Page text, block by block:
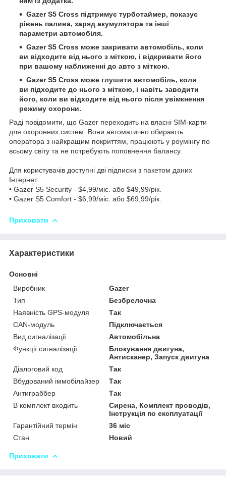
Gazer S5 Cross підтримує турботаймер, показує
рівень палива, заряд акумулятора та інші
параметри автомобіля.
Gazer S5 Cross може закривати автомобіль, коли
ви відходите від нього з міткою, і відкривати його
при вашому наближенні до авто з міткою.
Gazer S5 Cross може глушити автомобіль, коли
ви підходите до нього з міткою, і навіть заводити
його, коли ви відходите від нього після увімкнення
режиму охорони.
Раді повідомити, що Gazer переходить на власні SIM-карти
для охоронних систем. Вони автоматично обирають
оператора з найкращим покриттям, працюють у роумінгу по
всьому світу та не потребують поповнення балансу.
Для користувачів доступні дві підписки з пакетом даних
Інтернет:
• Gazer S5 Security - $4,99/міс. або $49,99/рік.
• Gazer S5 Comfort - $6,99/міс. або $69,99/рік.
Приховати
Характеристики
Основні
Виробник
Gazer
Тип
Безбрелочна
Наявність GPS-модуля
Так
СAN-модуль
Підключається
Вид сигналізації
Автомобільна
Функції сигналізації
Блокування двигуна,
Антисканер, Запуск двигуна
Діалоговий код
Так
Вбудований іммобілайзер
Так
Антиграббер
Так
В комплект входить
Сирена, Комплект проводів,
Інструкція по експлуатації
Гарантійний термін
36 міс
Стан
Новий
Приховати